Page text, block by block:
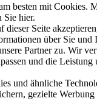
besten mit Cookies.
Sie hier.
dieser Seite
über Sie und
Partner zu. Wir
und die Leistung
und ähnliche
gezielte